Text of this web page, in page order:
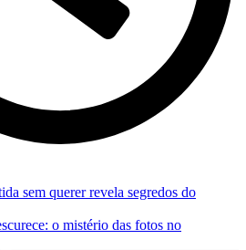
sem querer revela segredos do
o mistério das fotos no